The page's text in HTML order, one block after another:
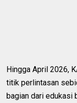
Hingga April 2026,
titik perlintasan
bagian dari edukasi